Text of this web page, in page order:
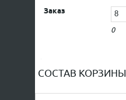
0
СОСТАВ КОРЗИНЫ